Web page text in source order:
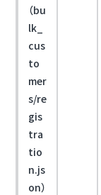
（bu
lk_
cus
to
mer
s/re
gis
tra
tio
n.js
on）